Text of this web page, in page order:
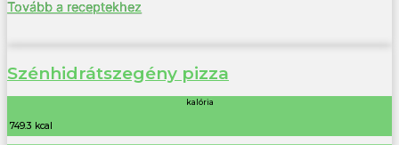
Tovább a receptekhez
Szénhidrátszegény pizza
kalória
749.3 kcal